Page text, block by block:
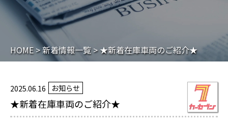
HOME >新着情報一覧 >★新着在庫車両のご紹介★
2025.06.16 お知らせ
★新着在庫車両のご紹介★